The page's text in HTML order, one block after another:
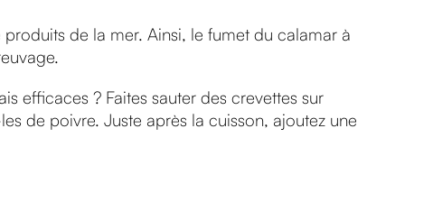
de la mer. Ainsi, le fumet du calamar à
efficaces ? Faites sauter des crevettes sur
de poivre. Juste après la cuisson, ajoutez une